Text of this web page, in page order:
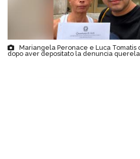
Mariangela Peronace e Luca Tomatis
dopo aver depositato la denuncia querela